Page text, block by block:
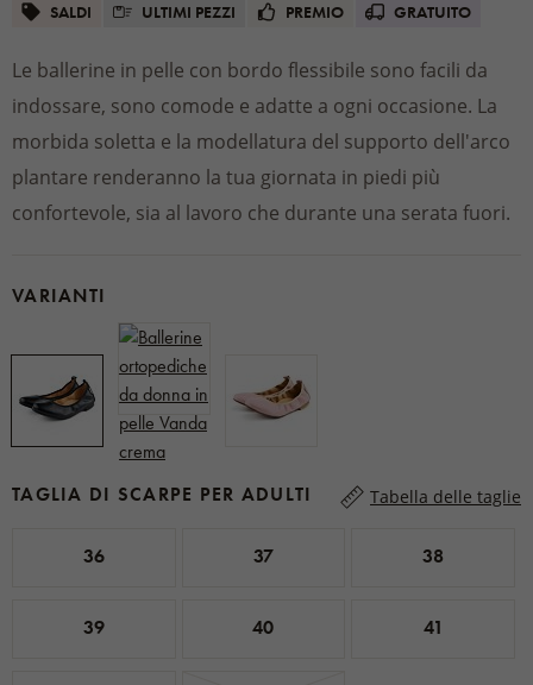
SALDI ULTIMI PEZZI PREMIO GRATUITO
Le ballerine in pelle con bordo flessibile sono facili da
indossare, sono comode e adatte a ogni occasione. La
morbida soletta e la modellatura del supporto dell'arco
plantare renderanno la tua giornata in piedi più
confortevole, sia al lavoro che durante una serata fuori.
VARIANTI
TAGLIA DI SCARPE PER ADULTI Tabella delle taglie
36 37 38
39 40 41